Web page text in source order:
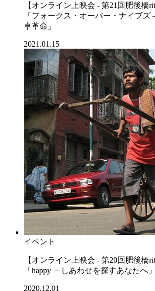
【オンライン上映会 - 第21回肥後橋
「フォークス・オーバー・ナイブズ
卓革命」
2021.01.15
イベント
【オンライン上映会 - 第20回肥後橋
「happy －しあわせを探すあなたへ」
2020.12.01